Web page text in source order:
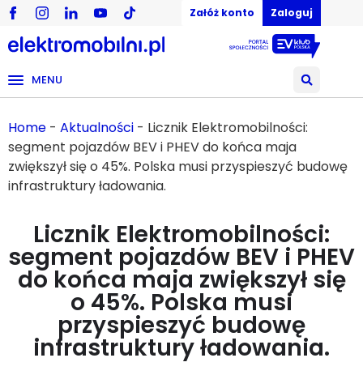
Załóż konto Zaloguj
MENU
Home - Aktualności - Licznik Elektromobilności:
segment pojazdów BEV i PHEV do końca maja
zwiększył się o 45%. Polska musi przyspieszyć budowę
infrastruktury ładowania.
Licznik Elektromobilności:
segment pojazdów BEV i PHEV
do końca maja zwiększył się
o 45%. Polska musi
przyspieszyć budowę
infrastruktury ładowania.